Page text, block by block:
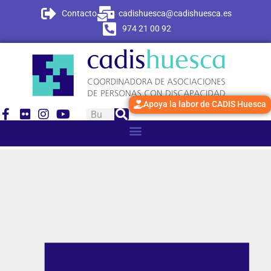
Contacto
cadishuesca@cadishuesca.es
974 21 00 92
Apoya la labor de CADIS Huesca